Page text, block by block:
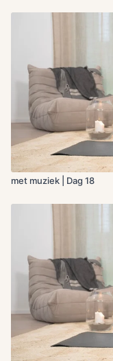
met muziek | Dag 18